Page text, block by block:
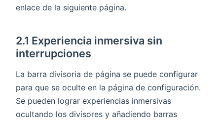
enlace de la siguiente página.
2.1 Experiencia inmersiva sin
interrupciones
La barra divisoria de página se puede configurar
para que se oculte en la página de configuración.
Se pueden lograr experiencias inmersivas
ocultando los divisores y añadiendo barras